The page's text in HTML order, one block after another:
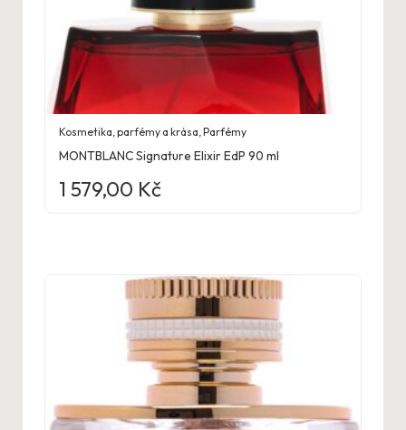
Kosmetika, parfémy a krása,Parfémy
MONTBLANC Signature Elixir EdP 90 ml
1 579,00 Kč